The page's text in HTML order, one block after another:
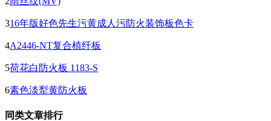
316年版好色先生污黄成人污防火装饰板色卡
4A2446-NT复合植纤板
5荷花白防火板 1183-S
6素色淡犁黄防火板
同类文章排行